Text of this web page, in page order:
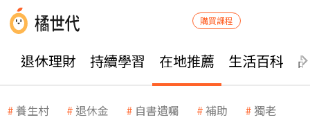
購買課程
退休理財 持續學習 在地推薦 生活百科
養生村 退休金 自書遺囑 補助 獨老